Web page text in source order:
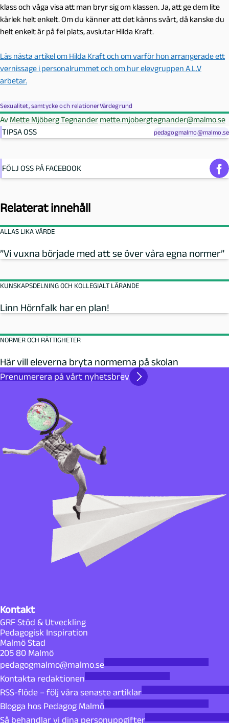
klass och våga visa att man bryr sig om klassen. Ja, att ge dem lite
kärlek helt enkelt. Om du känner att det känns svårt, då kanske du
helt enkelt är på fel plats, avslutar Hilda Kraft.
Läs nästa artikel om Hilda Kraft och om varför hon arrangerade ett
vernissage i personalrummet och om hur elevgruppen A.L.V
arbetar.
Sexualitet, samtycke och relationerVärdegrund
Av Mette Mjöberg Tegnander mette.mjobergtegnander@malmo.se
TIPSA OSS
pedagogmalmo@malmo.se
FÖLJ OSS PÅ FACEBOOK
Relaterat innehåll
ALLAS LIKA VÄRDE
”Vi vuxna började med att se över våra egna normer”
KUNSKAPSDELNING OCH KOLLEGIALT LÄRANDE
Linn Hörnfalk har en plan!
NORMER OCH RÄTTIGHETER
Här vill eleverna bryta normerna på skolan
Prenumerera på vårt nyhetsbrev
Kontakt
GRF Stöd & Utveckling
Pedagogisk Inspiration
Malmö Stad
205 80 Malmö
pedagogmalmo@malmo.se
Kontakta redaktionen
RSS-flöde – följ våra senaste artiklar
Blogga hos Pedagog Malmö
Så behandlar vi dina personuppgifter